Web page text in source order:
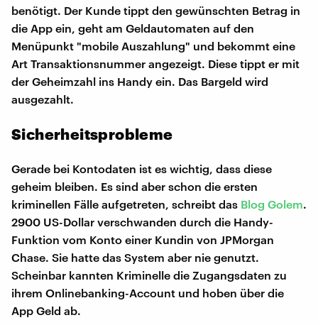
benötigt. Der Kunde tippt den gewünschten Betrag in
die App ein, geht am Geldautomaten auf den
Menüpunkt "mobile Auszahlung" und bekommt eine
Art Transaktionsnummer angezeigt. Diese tippt er mit
der Geheimzahl ins Handy ein. Das Bargeld wird
ausgezahlt.
Sicherheitsprobleme
Gerade bei Kontodaten ist es wichtig, dass diese
geheim bleiben. Es sind aber schon die ersten
kriminellen Fälle aufgetreten, schreibt das Blog Golem.
2900 US-Dollar verschwanden durch die Handy-
Funktion vom Konto einer Kundin von JPMorgan
Chase. Sie hatte das System aber nie genutzt.
Scheinbar kannten Kriminelle die Zugangsdaten zu
ihrem Onlinebanking-Account und hoben über die
App Geld ab.